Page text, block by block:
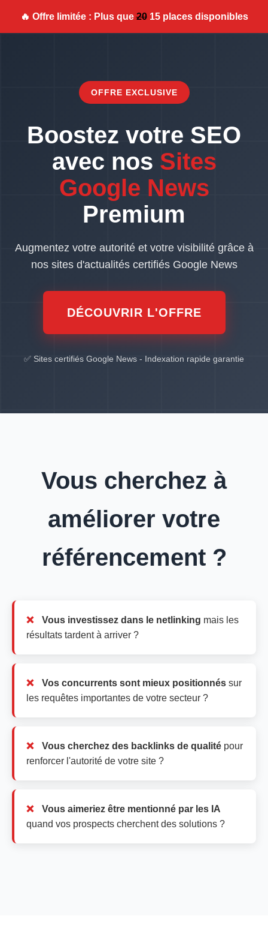
🔥 Offre limitée : Plus que2015 places disponibles
OFFRE EXCLUSIVE
Boostez votre SEO
avec nos Sites
Google News
Premium
Augmentez votre autorité et votre visibilité grâce à
nos sites d'actualités certifiés Google News
DÉCOUVRIR L'OFFRE
✅ Sites certifiés Google News - Indexation rapide garantie
Vous cherchez à
améliorer votre
référencement ?
Vous investissez dans le netlinking mais les
résultats tardent à arriver ?
Vos concurrents sont mieux positionnés sur
les requêtes importantes de votre secteur ?
Vous cherchez des backlinks de qualité pour
renforcer l'autorité de votre site ?
Vous aimeriez être mentionné par les IA
quand vos prospects cherchent des solutions ?